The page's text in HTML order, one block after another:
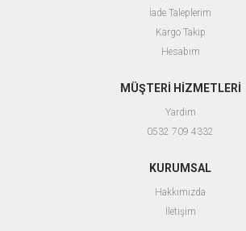
İade Taleplerim
Kargo Takip
Hesabım
MÜŞTERİ HİZMETLERİ
Yardım
0532 709 4332
KURUMSAL
Hakkımızda
İletişim